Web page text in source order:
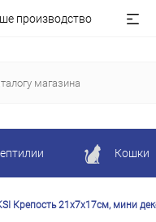
производство
Кошки
Крепость 21х7х17см, мини